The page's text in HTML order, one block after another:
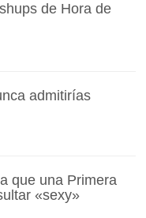
de Hora de
admitirías
que una Primera
«sexy»